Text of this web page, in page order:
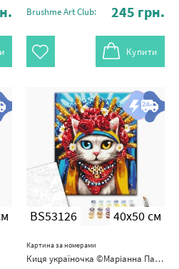
Brushme Art Club: 245 грн.
Купити
BS53126 40x50 см
Картина за номерами
Киця україночка ©Маріанна Пащук